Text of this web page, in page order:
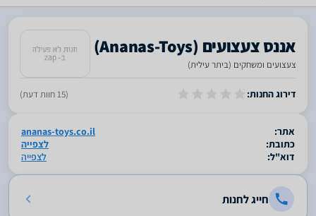
צעצועים ומשחקים (ביתר עילית)
דירוג החנות: (15 חוות דעת)
אתר:
ananas-toys.co.il
כתובת:
לצפייה
דוא"ל:
לצפייה
חייג לחנות
סגור